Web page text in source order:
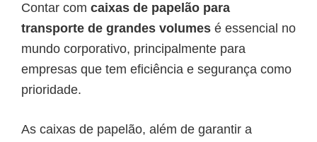
Contar com caixas de papelão para
transporte de grandes volumes é essencial no
mundo corporativo, principalmente para
empresas que tem eficiência e segurança como
prioridade.
As caixas de papelão, além de garantir a